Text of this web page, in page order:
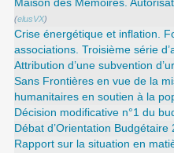
Maison des Mémoires.
(elusVX)
Crise énergétique et inflation.
associations. Troisième série
Attribution d’une subvention
Sans Frontières en vue de la
humanitaires en soutien à la
Décision modificative n°1 du
Débat d’Orientation Budgétaire
Rapport sur la situation en